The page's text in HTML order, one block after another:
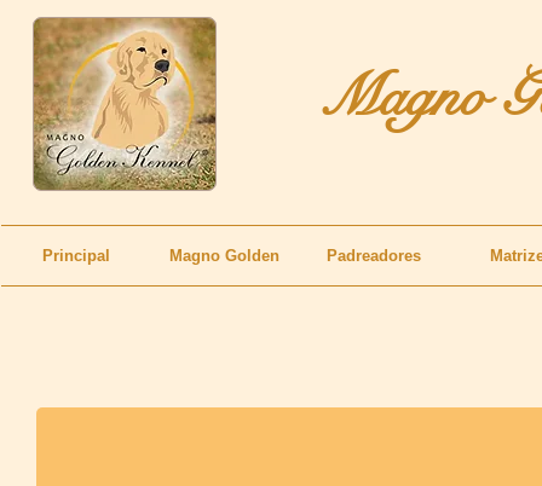
Magno
Principal Magno Golden Padreadores